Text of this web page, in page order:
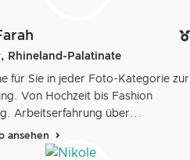
Rhineland-Palatinate
für Sie in jeder Foto-Kategorie zur
Von Hochzeit bis Fashion
Arbeitserfahrung über...
ansehen